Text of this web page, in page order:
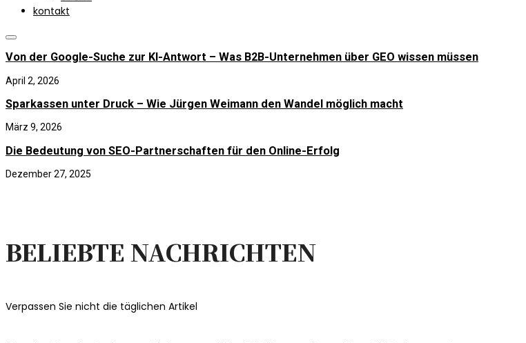
kontakt
Von der Google-Suche zur KI-Antwort – Was B2B-Unternehmen über GEO wissen müssen
April 2, 2026
Sparkassen unter Druck – Wie Jürgen Weimann den Wandel möglich macht
März 9, 2026
Die Bedeutung von SEO-Partnerschaften für den Online-Erfolg
Dezember 27, 2025
BELIEBTE NACHRICHTEN
Verpassen Sie nicht die täglichen Artikel